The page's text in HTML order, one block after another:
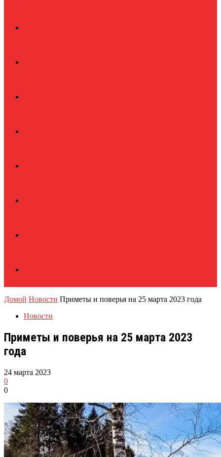
Домой Новости Приметы и поверья на 25 марта 2023 года
Новости
Приметы и поверья на 25 марта 2023
года
24 марта 2023
0
0